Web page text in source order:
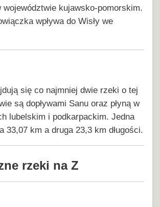
województwie kujawsko-pomorskim.
wpływa do Wisły we
się co najmniej dwie rzeki o tej
są dopływami Sanu oraz płyną w
lubelskim i podkarpackim. Jedna
33,07 km a druga 23,3 km długości.
rzeki na Z